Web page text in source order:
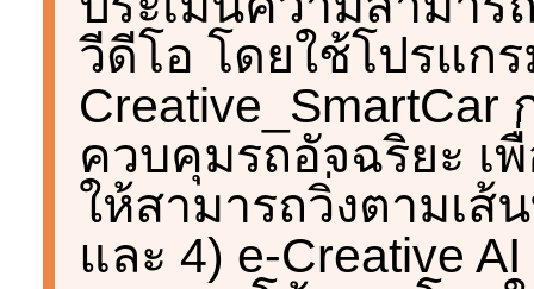
วีดีโอ โดยใช้โปรแก
ควบคุมรถอัจฉริยะ เ
ให้สามารถวิ่งตามเส้
และ 4) e-Creative